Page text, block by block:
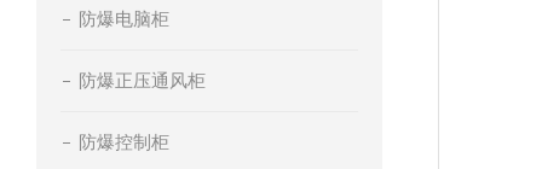
防爆电脑柜
防爆正压通风柜
防爆控制柜